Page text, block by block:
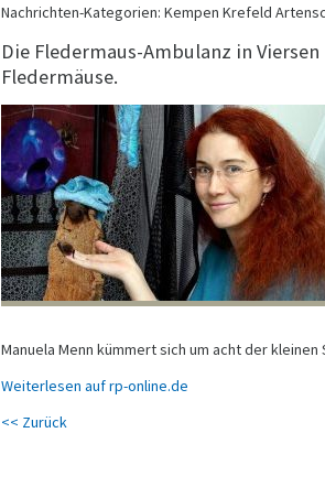
Nachrichten-Kategorien: Kempen Krefeld
Die Fledermaus-Ambulanz in
Fledermäuse.
Manuela Menn kümmert sich um acht der
Weiterlesen auf rp-online.de
<< Zurück